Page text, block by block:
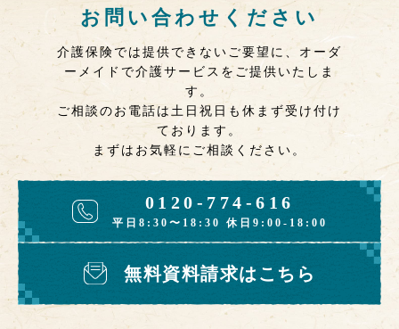
お問い合わせください
介護保険では提供できないご要望に、オーダ
ーメイドで介護サービスをご提供いたしま
す。
ご相談のお電話は土日祝日も休まず受け付け
ております。
まずはお気軽にご相談ください。
0120-774-616
平日8:30〜18:30 休日9:00-18:00
無料資料請求はこちら